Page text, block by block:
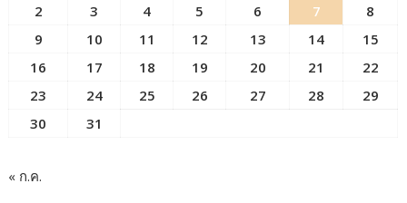
2
3 4 5 6 7
8
9
10 11 12 13 14
15
16
17 18 19 20 21
22
23
24 25 26 27 28
29
30
31
« ก.ค.